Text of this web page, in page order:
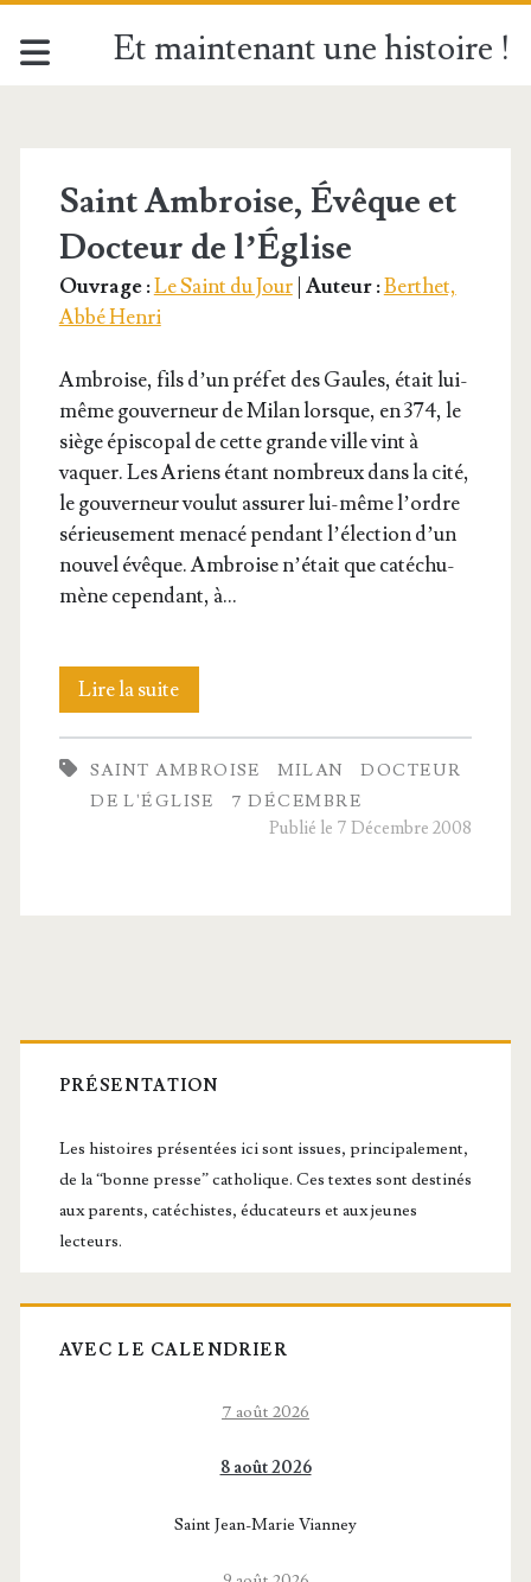
Et maintenant une histoire !
<span>7
décembre</span>
Saint Ambroise, Évêque et
Docteur de l’Église
Ouvrage :Le Saint du Jour| Auteur :Berthet,
Abbé Henri
Ambroise, fils d’un pré­fet des Gaules, était lui-
même gou­ver­neur de Milan lorsque, en 374, le
siège épis­co­pal de cette grande ville vint à
vaquer. Les Ariens étant nom­breux dans la cité,
le gou­ver­neur vou­lut assu­rer lui-même l’ordre
sérieu­se­ment mena­cé pen­dant l’é­lec­tion d’un
nou­vel évêque. Ambroise n’é­tait que caté­chu­
mène cepen­dant, à…
Lire la suiteSaint
Ambroise,
Évêque
SAINT AMBROISE MILAN
DOCTEUR
DE L'ÉGLISE
7 DÉCEMBRE
Publié le 7 Décembre 2008
Barre
latérale
principale
PRÉSENTATION
Les histoires présentées ici sont issues, principalement,
de la “bonne presse” catholique. Ces textes sont destinés
aux parents, catéchistes, éducateurs et aux jeunes
lecteurs.
AVEC LE CALENDRIER
7 août 2026
8 août 2026
Saint Jean-Marie Vianney